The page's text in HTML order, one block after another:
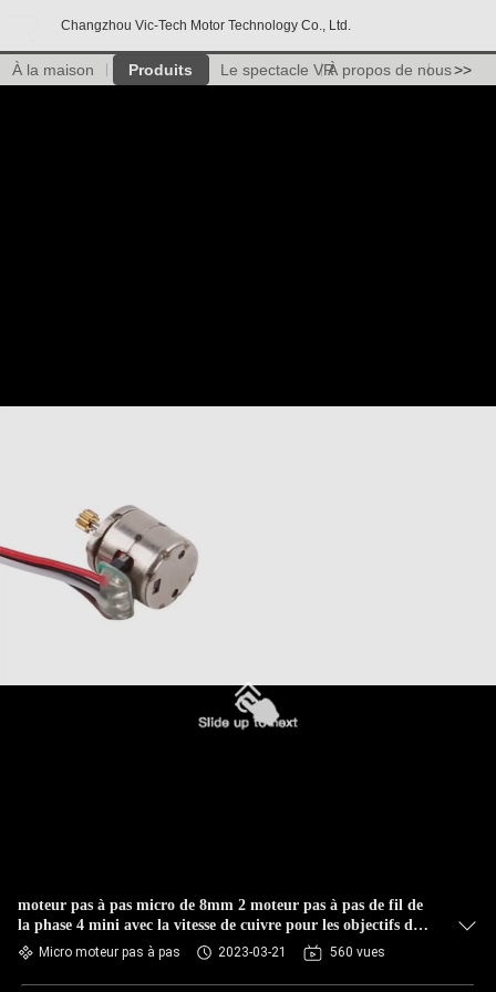
Changzhou Vic-Tech Motor Technology Co., Ltd.
À la maison Produits Le spectacle VRÀ propos de nous>>
moteur pas à pas micro de 8mm 2 moteur pas à pas de fil de
la phase 4 mini avec la vitesse de cuivre pour les objectifs de
caméra Pm08
Micro moteur pas à pas 2023-03-21 560 vues